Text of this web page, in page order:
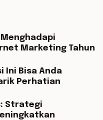
Marketing Tahun
Ini Bisa Anda
Perhatian
Strategi